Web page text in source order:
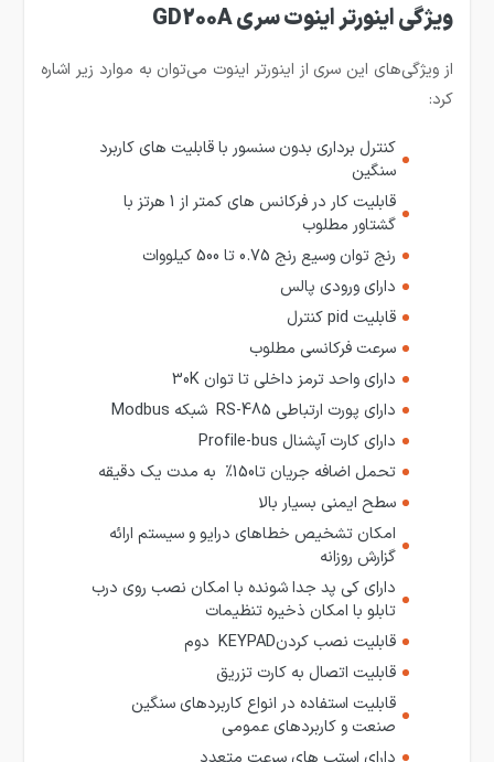
ویژگی اینورتر اینوت سری GD200A
از ویژگی‌های این سری از اینورتر اینوت می‌توان به موارد زیر اشاره
کرد:
کنترل برداری بدون سنسور با قابلیت های کاربرد
سنگین
قابلیت کار در فرکانس های کمتر از 1 هرتز با
گشتاور مطلوب
رنج توان وسیع رنج 0.75 تا 500 کیلووات
دارای ورودی پالس
قابلیت pid کنترل
سرعت فرکانسی مطلوب
دارای واحد ترمز داخلی تا توان 30K
دارای پورت ارتباطی RS-485 شبکه Modbus
دارای کارت آپشنال Profile-bus
تحمل اضافه جریان تا150% به مدت یک دقیقه
سطح ایمنی بسیار بالا
امکان تشخیص خطاهای درایو و سیستم ارائه
گزارش روزانه
دارای کی پد جدا شونده با امکان نصب روی درب
تابلو با امکان ذخیره تنظیمات
قابلیت نصب کردنKEYPAD دوم
قابلیت اتصال به کارت تزریق
قابلیت استفاده در انواع کاربردهای سنگین
صنعت و کاربردهای عمومی